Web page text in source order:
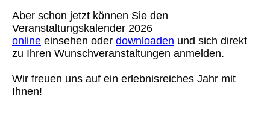
Aber schon jetzt können Sie den
Veranstaltungskalender 2026
online einsehen oder downloaden und sich direkt
zu Ihren Wunschveranstaltungen anmelden.
Wir freuen uns auf ein erlebnisreiches Jahr mit
Ihnen!